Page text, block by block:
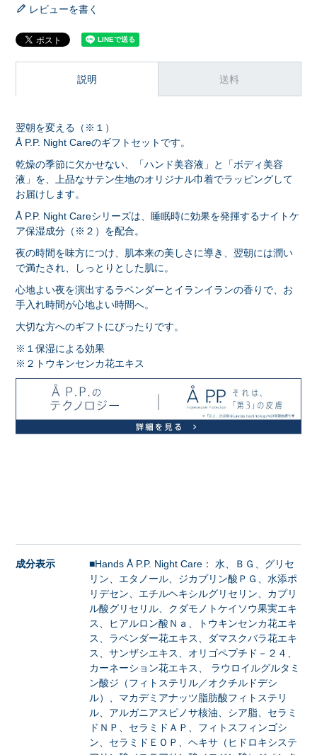
レビューを書く
説明 送料
翌朝を変える（※１）
Å P.P. Night Careのギフトセットです。
乾燥の季節に欠かせない、「ハンド美容液」と「ボディ美容
液」を、上品なサテン生地のオリジナル巾着でラッピングして
お届けします。
Å P.P. Night Careシリーズは、睡眠時に効果を発揮するナイトケ
ア保湿成分（※２）を配合。
夜の時間を味方につけ、肌本来の美しさに導き、翌朝には潤い
で満たされ、しっとりとした肌に。
心地よい夜を演出するラベンダーとイランイランの香りで、お
手入れ時間が心地よい時間へ。
大切な方へのギフトにぴったりです。
※１保湿による効果
※２トウキンセンカ花エキス
成分表示
■Hands Å P.P. Night Care： 水、ＢＧ、グリセ
リン、エタノール、ジカプリン酸ＰＧ、水添ポ
リデセン、エチルヘキシルグリセリン、カプリ
ル酸グリセリル、クダモノトケイソウ果実エキ
ス、ヒアルロン酸Ｎａ、トウキンセンカ花エキ
ス、ラベンダー花エキス、ダマスクバラ花エキ
ス、サンザシエキス、オリゴペプチド－２４、
カーネーション花エキス、 ラウロイルグルタミ
ン酸ジ（フィトステリル／オクチルドデシ
ル）、マカデミアナッツ脂肪酸フィトステリ
ル、アルガニアスピノサ核油、シア脂、セラミ
ドＮＰ、セラミドＡＰ、フィトスフィンゴシ
ン、セラミドＥＯＰ、ヘキサ（ヒドロキシステ